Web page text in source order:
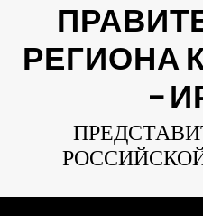
РЕГИОНА
—